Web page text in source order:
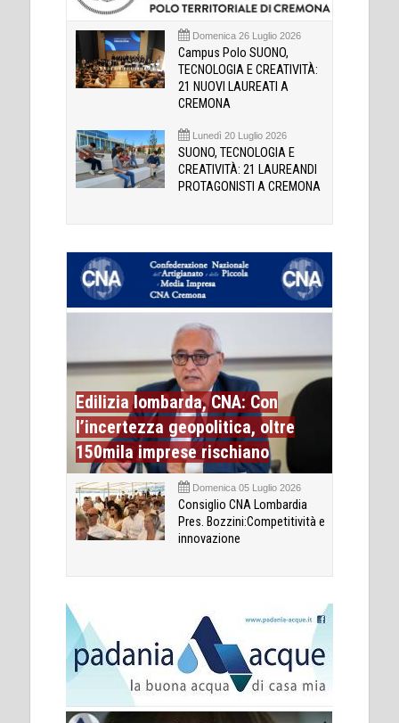
Domenica 26 Luglio 2026
Campus Polo SUONO,
TECNOLOGIA E CREATIVITÀ:
21 NUOVI LAUREATI A
CREMONA
Lunedì 20 Luglio 2026
SUONO, TECNOLOGIA E
CREATIVITÀ: 21 LAUREANDI
PROTAGONISTI A CREMONA
Edilizia lombarda, CNA: Con
l’incertezza geopolitica, oltre
150mila imprese rischiano
Domenica 05 Luglio 2026
Consiglio CNA Lombardia
Pres. Bozzini:Competitività e
innovazione